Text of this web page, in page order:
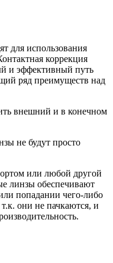
для использования
коррекция
и эффективный путь
ряд преимуществ над
внешний и в конечном
не будут просто
или любой другой
линзы обеспечивают
попадании чего-либо
они не пачкаются, и